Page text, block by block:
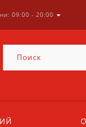
09:00 - 20:00